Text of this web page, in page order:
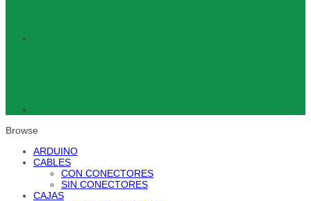
Browse
ARDUINO
CABLES
CON CONECTORES
SIN CONECTORES
CAJAS